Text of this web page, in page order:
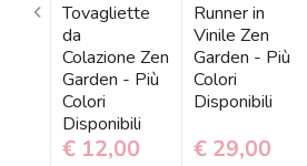
Tovagliette
da
Colazione Zen
Garden - Più
Colori
Disponibili
€ 12,00
Runner in
Vinile Zen
Garden - Più
Colori
Disponibili
€ 29,00